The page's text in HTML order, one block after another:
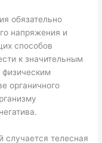
обязательно
напряжения и
способов
к значительным
органичного
случается телесная